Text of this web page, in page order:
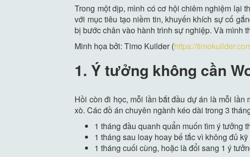
Trong một dịp, mình có cơ hội chiêm nghiệm lại
với mục tiêu tạo niềm tin, khuyến khích sự cố
bị bước chân vào hành trình sự nghiệp. Và mình
Minh họa bởi: Timo Kuilder (https://
1. Ý tưởng không cần
Hồi còn đi học, mỗi lần bắt đầu dự án là mỗi
xò. Các đồ án chuyên ngành kéo dài trong 3
1 tháng đầu quanh quẩn muốn tìm ý tưởng
1 tháng sau loay hoay bế tắc vì không đủ
1 tháng cuối cùng, hoặc là đổi sang 1 ý